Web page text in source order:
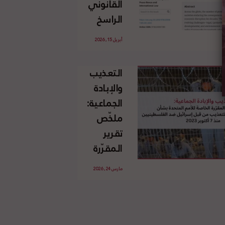
الإسرائيلي
غير
القانوني
الفلسطينية
القانوني
الراسخ
للاجئين
وحقهم
في العودة
بموجب
القانون
الدولي
أبريل 15, 2026
التعذيب
والإبادة
الجماعية:
ملخّص
تقرير
المقرّرة
الخاصة
مارس 24, 2026